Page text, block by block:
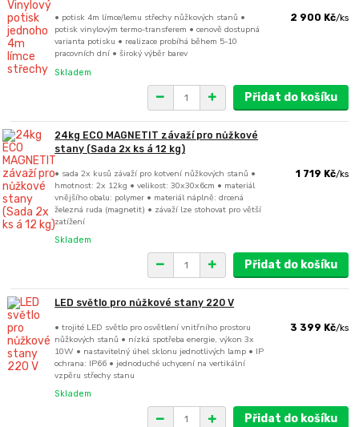
• potisk 4m límce/lemu střechy nůžkových stanů •
potisk vinylovým termo-transferem • cenově dostupná
varianta potisku • realizace probíhá během 5-10
pracovních dní • široký výběr barev
2 900 Kč/ks
Skladem
Přidat do košíku
24kg ECO MAGNETIT závaží pro nůžkové
stany (Sada 2x ks á 12 kg)
• sada 2x kusů závaží pro kotvení nůžkových stanů •
hmotnost: 2x 12kg • velikost: 30x30x6cm • materiál
vnějšího obalu: polymer • materiál náplně: drcená
železná ruda (magnetit) • závaží lze stohovat pro větší
zatížení
1 719 Kč/ks
Skladem
Přidat do košíku
LED světlo pro nůžkové stany 220 V
• trojité LED světlo pro osvětlení vnitřního prostoru
nůžkových stanů • nízká spotřeba energie, výkon 3x
10W • nastavitelný úhel sklonu jednotlivých lamp • IP
ochrana: IP66 • jednoduché uchycení na vertikální
vzpěru střechy stanu
3 399 Kč/ks
Skladem
Přidat do košíku